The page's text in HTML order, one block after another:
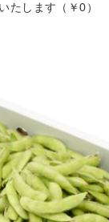
たします（￥0）